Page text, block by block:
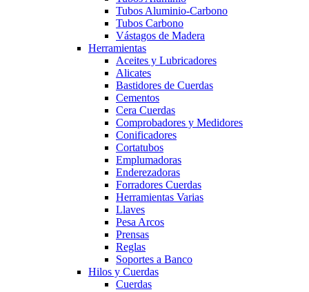
Tubos Aluminio-Carbono
Tubos Carbono
Vástagos de Madera
Herramientas
Aceites y Lubricadores
Alicates
Bastidores de Cuerdas
Cementos
Cera Cuerdas
Comprobadores y Medidores
Conificadores
Cortatubos
Emplumadoras
Enderezadoras
Forradores Cuerdas
Herramientas Varias
Llaves
Pesa Arcos
Prensas
Reglas
Soportes a Banco
Hilos y Cuerdas
Cuerdas